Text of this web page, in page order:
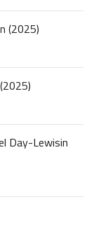
(2025)
Day-Lewisin